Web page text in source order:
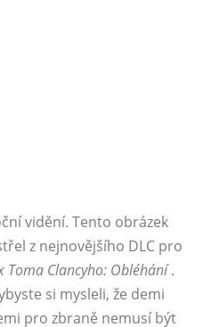
vidění. Tento obrázek
z nejnovějšího DLC pro
Toma Clancyho: Obléhání.
si mysleli, že demi
pro zbraně nemusí být